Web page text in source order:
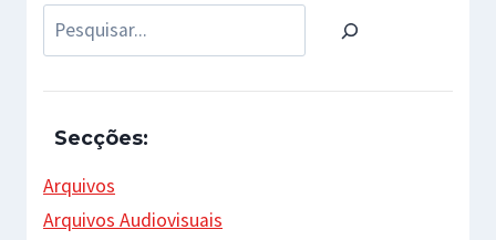
Pesquisar
Secções:
Arquivos
Arquivos Audiovisuais